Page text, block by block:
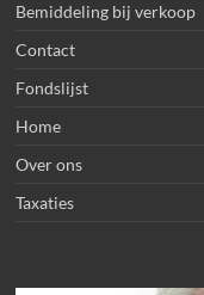
Bemiddeling bij verkoop
Contact
Fondslijst
Home
Over ons
Taxaties